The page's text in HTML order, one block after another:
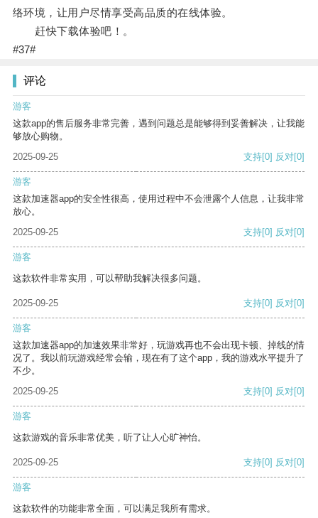
络环境，让用户尽情享受高品质的在线体验。
赶快下载体验吧！。
#37#
评论
游客
这款app的售后服务非常完善，遇到问题总是能够得到妥善解决，让我能
够放心购物。
2025-09-25
支持[0] 反对[0]
游客
这款加速器app的安全性很高，使用过程中不会泄露个人信息，让我非常
放心。
2025-09-25
支持[0] 反对[0]
游客
这款软件非常实用，可以帮助我解决很多问题。
2025-09-25 支持[0] 反对[0]
游客
这款加速器app的加速效果非常好，玩游戏再也不会出现卡顿、掉线的情
况了。我以前玩游戏经常会输，现在有了这个app，我的游戏水平提升了
不少。
2025-09-25
支持[0] 反对[0]
游客
这款游戏的音乐非常优美，听了让人心旷神怡。
2025-09-25 支持[0] 反对[0]
游客
这款软件的功能非常全面，可以满足我所有需求。